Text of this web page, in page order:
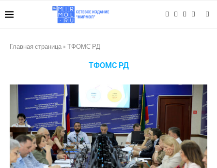
Главная страница » ТФОМС РД
ТФОМС РД